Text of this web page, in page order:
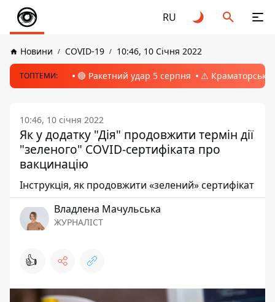
RU
Новини COVID-19 10:46, 10 Січня 2022
ТОПТЕМИ: 🔴 Ракетний удар 5 серпня ⚠️ Краматорськ,
10:46, 10 січня 2022
Як у додатку "Дія" продовжити термін дії
"зеленого" COVID-сертифіката про
вакцинацію
Інструкція, як продовжити «зелений» сертифікат
Владлена Мачульська
ЖУРНАЛІСТ
👍